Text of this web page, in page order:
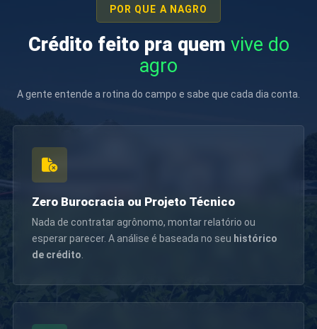
POR QUE A NAGRO
Crédito feito pra quem vive do
agro
A gente entende a rotina do campo e sabe que cada dia conta.
Zero Burocracia ou Projeto Técnico
Nada de contratar agrônomo, montar relatório ou
esperar parecer. A análise é baseada no seu histórico
de crédito